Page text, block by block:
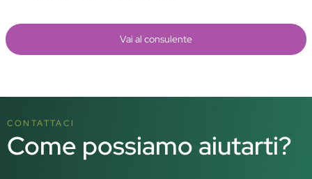
Vai al consulente
CONTATTACI
Come possiamo aiutarti?